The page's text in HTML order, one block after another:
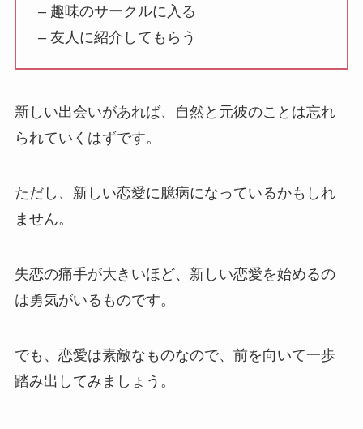
– 趣味のサークルに入る
– 友人に紹介してもらう
新しい出会いがあれば、自然と元彼のことは忘れ
られていくはずです。
ただし、新しい恋愛に臆病になっているかもしれ
ません。
失恋の痛手が大きいほど、新しい恋愛を始めるの
は勇気がいるものです。
でも、恋愛は素敵なものなので、前を向いて一歩
踏み出してみましょう。